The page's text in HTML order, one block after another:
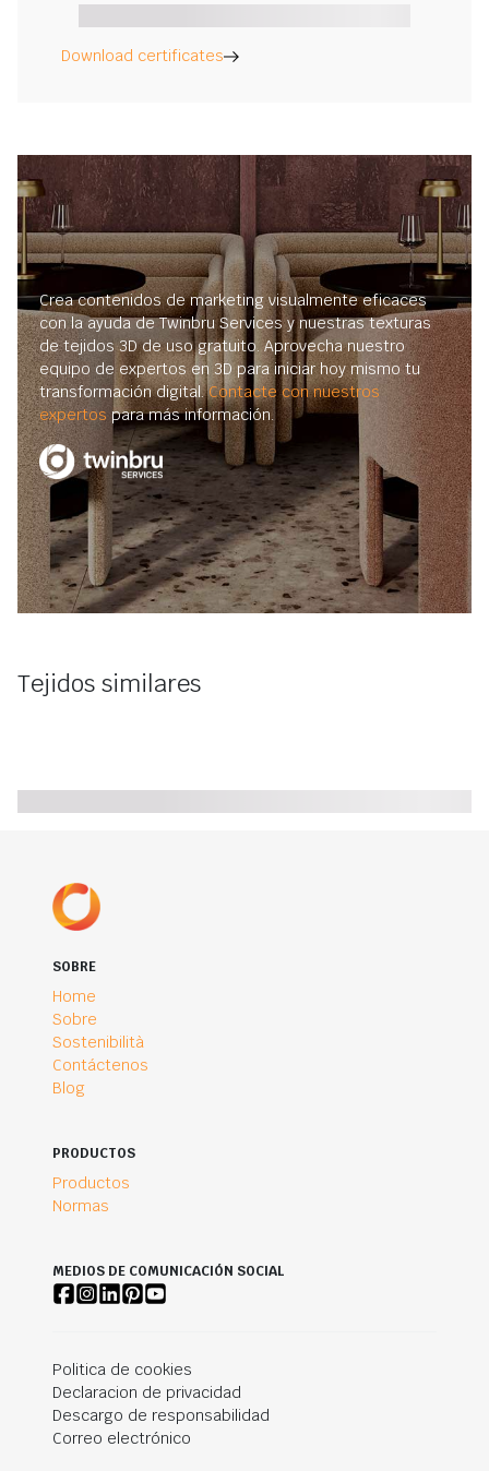
Download certificates
Crea contenidos de marketing visualmente eficaces
con la ayuda de Twinbru Services y nuestras texturas
de tejidos 3D de uso gratuito. Aprovecha nuestro
equipo de expertos en 3D para iniciar hoy mismo tu
transformación digital.Contacte con nuestros
expertos para más información.
Tejidos similares
SOBRE
Home
Sobre
Sostenibilità
Contáctenos
Blog
PRODUCTOS
Productos
Normas
MEDIOS DE COMUNICACIÓN SOCIAL
Politica de cookies
Declaracion de privacidad
Descargo de responsabilidad
Correo electrónico